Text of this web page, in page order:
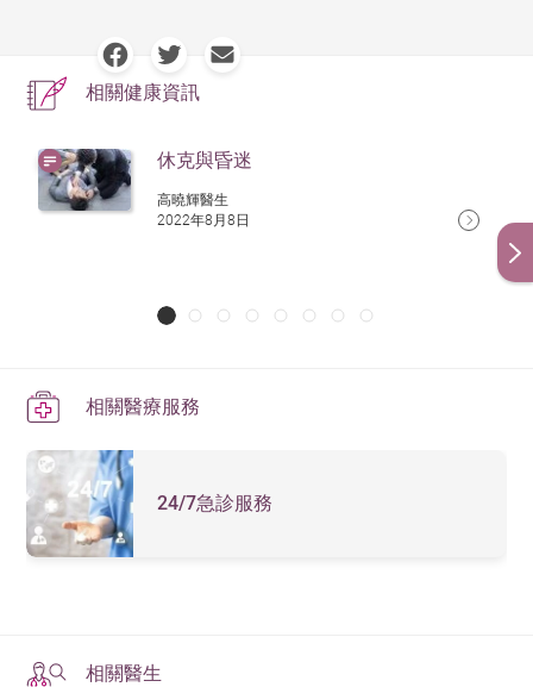
相關健康資訊
休克與昏迷
高曉輝醫生
2022年8月8日
相關醫療服務
24/7急診服務
相關醫生